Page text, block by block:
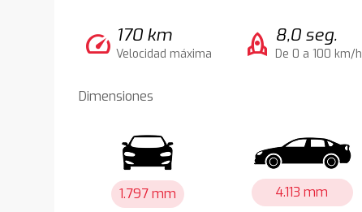
speed 170 km
Velocidad máxima rocket 8,0 seg.
De 0 a 100 km/h
Dimensiones
1.797 mm 4.113 mm